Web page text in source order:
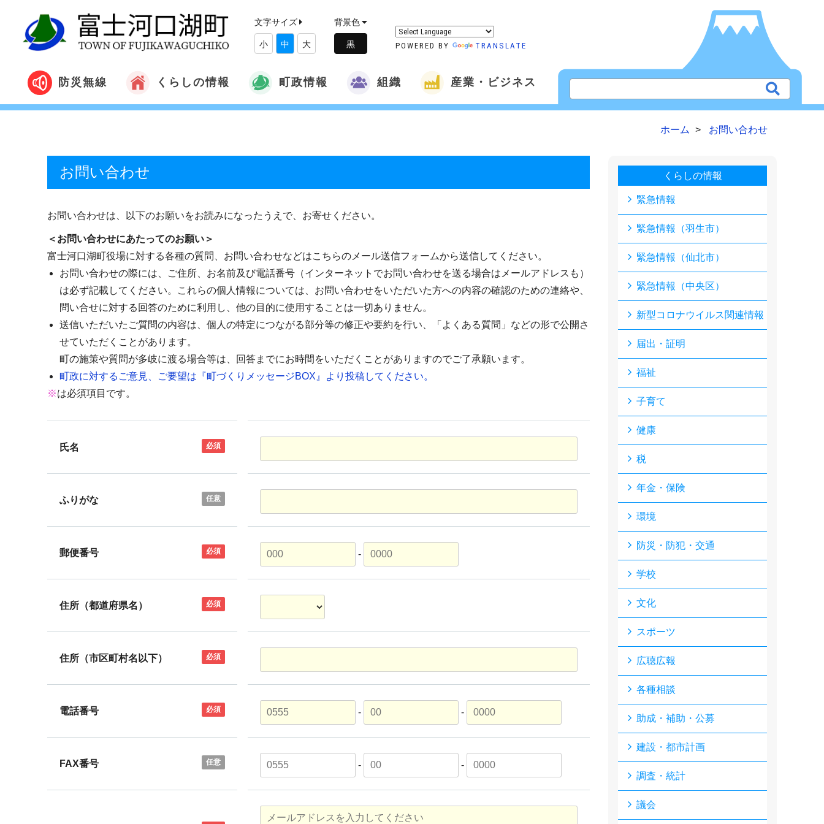
文字サイズ
小 中 大
背景色
POWERED BY TRANSLATE
防災無線 くらしの情報 町政情報 組織 産業・ビジネス
ホーム お問い合わせ
お問い合わせ
お問い合わせは、以下のお願いをお読みになったうえで、お寄せください。
＜お問い合わせにあたってのお願い＞
富士河口湖町役場に対する各種の質問、お問い合わせなどはこちらのメール送信フォームから送信してください。
お問い合わせの際には、ご住所、お名前及び電話番号（インターネットでお問い合わせを送る場合はメールアドレスも）
は必ず記載してください。これらの個人情報については、お問い合わせをいただいた方への内容の確認のための連絡や、
問い合せに対する回答のために利用し、他の目的に使用することは一切ありません。
送信いただいたご質問の内容は、個人の特定につながる部分等の修正や要約を行い、「よくある質問」などの形で公開さ
せていただくことがあります。
町の施策や質問が多岐に渡る場合等は、回答までにお時間をいただくことがありますのでご了承願います。
町政に対するご意見、ご要望は『町づくりメッセージBOX』より投稿してください。
※は必須項目です。
氏名 必須
ふりがな 任意
郵便番号 必須 -
住所（都道府県名） 必須
住所（市区町村名以下） 必須
電話番号 必須 - -
FAX番号 任意 - -
くらしの情報
緊急情報
緊急情報（羽生市）
緊急情報（仙北市）
緊急情報（中央区）
新型コロナウイルス関連情報
届出・証明
福祉
子育て
健康
税
年金・保険
環境
防災・防犯・交通
学校
文化
スポーツ
広聴広報
各種相談
助成・補助・公募
建設・都市計画
調査・統計
議会